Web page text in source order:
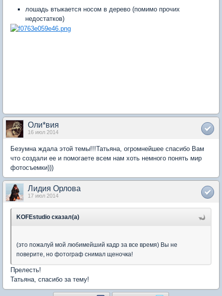
лошадь втыкается носом в дерево (помимо прочих
недостатков)
Оли*вия
16 июл 2014
Безумна ждала этой темы!!!Татьяна, огромнейшее спасибо Вам
что создали ее и помогаете всем нам хоть немного понять мир
фотосъемки)))
Лидия Орлова
17 июл 2014
KOFEstudio сказал(а)
(это пожалуй мой любимейший кадр за все время) Вы не
поверите, но фотограф снимал щеночка!
Прелесть!
Татьяна, спасибо за тему!